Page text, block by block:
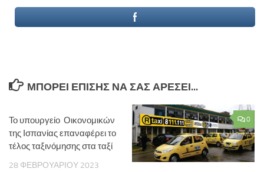
ΜΠΟΡΕΊ ΕΠΊΣΗΣ ΝΑ ΣΑΣ ΑΡΈΣΕΙ...
Το υπουργείο Οικονομικών
της Ισπανίας επαναφέρει το
τέλος ταξινόμησης στα ταξί
28 ΦΕΒΡΟΥΑΡΊΟΥ 2023
0